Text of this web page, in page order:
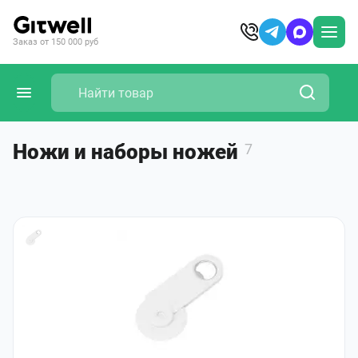
Заказ от 150 000 руб
Ножи и наборы ножей 7